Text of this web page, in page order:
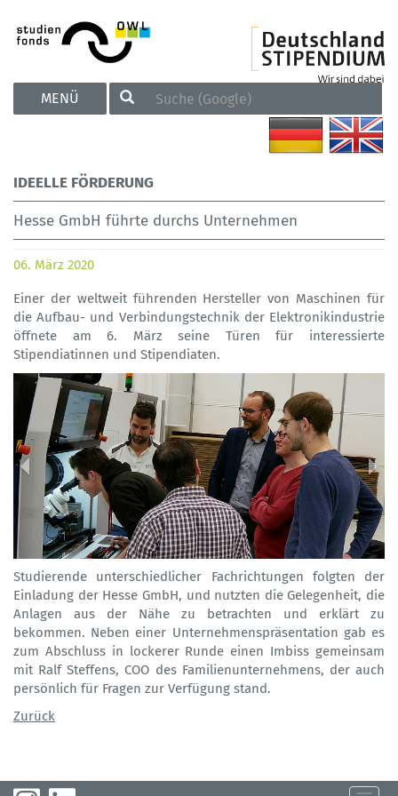
TOGGLE
NAVIGATION
MENÜ
IDEELLE FÖRDERUNG
Hesse GmbH führte durchs Unternehmen
06. März 2020
Einer der weltweit führenden Hersteller von Maschinen für
die Aufbau- und Verbindungstechnik der Elektronikindustrie
öffnete am 6. März seine Türen für interessierte
Stipendiatinnen und Stipendiaten.
Previous
Studierende unterschiedlicher Fachrichtungen folgten der
Einladung der Hesse GmbH, und nutzten die Gelegenheit, die
Anlagen aus der Nähe zu betrachten und erklärt zu
bekommen. Neben einer Unternehmenspräsentation gab es
zum Abschluss in lockerer Runde einen Imbiss gemeinsam
mit Ralf Steffens, COO des Familienunternehmens, der auch
persönlich für Fragen zur Verfügung stand.
Zurück